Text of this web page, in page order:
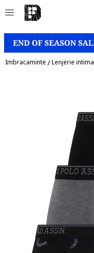
Imbracaminte /Lenjerie intima